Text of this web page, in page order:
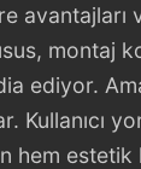
avantajları
montaj
ediyor.
hem estetik